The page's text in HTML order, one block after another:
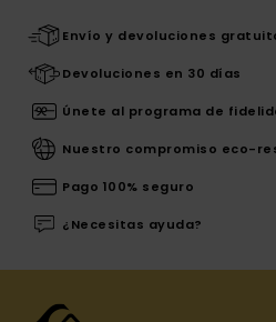
Envío y devoluciones
Devoluciones en 30 días
Únete al programa de
Nuestro compromiso eco-
Pago 100% seguro
¿Necesitas ayuda?